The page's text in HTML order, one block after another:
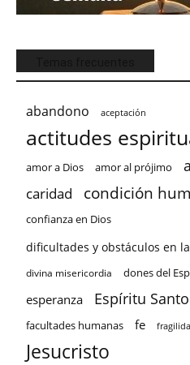
abandono aceptación
actitudes
amor a Dios amor al prójimo
caridad condición
confianza en Dios
dificultades y obstáculos en
divina misericordia dones del
esperanza Espíritu Santo
facultades humanas fe
Jesucristo